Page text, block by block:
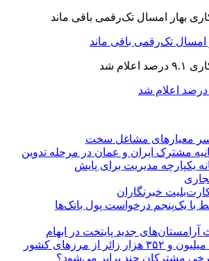
امسال تک‌رقمی باقی ماند
معیارهای مشاغل سخت
مشترک ایران و عمان در مرحله تدوین
یکپارچه مدیریت برای پایش
کارت‌بلیت خبرنگاران
بانک مرکزی فقط با یک‌‎پنجم درخواست پول بانک‌ها
جدید پایتخت در ابهام
مشترکان چند برابر می‌شود؟